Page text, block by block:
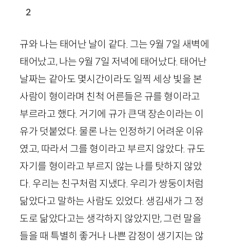
2
규와 나는 태어난 날이 같다. 그는 9월 7일 새벽에
태어났고, 나는 9월 7일 저녁에 태어났다. 태어난
날짜는 같아도 몇시간이라도 일찍 세상 빛을 본
사람이 형이라며 친척 어른들은 규를 형이라고
부르라고 했다. 거기에 규가 큰댁 장손이라는 이
유가 덧붙었다. 물론 나는 인정하기 어려운 이유
였고, 따라서 그를 형이라고 부르지 않았다. 규도
자기를 형이라고 부르지 않는 나를 탓하지 않았
다. 우리는 친구처럼 지냈다. 우리가 쌍둥이처럼
닮았다고 말하는 사람도 있었다. 생김새가 그 정
도로 닮았다고는 생각하지 않았지만, 그런 말을
들을 때 특별히 좋거나 나쁜 감정이 생기지는 않